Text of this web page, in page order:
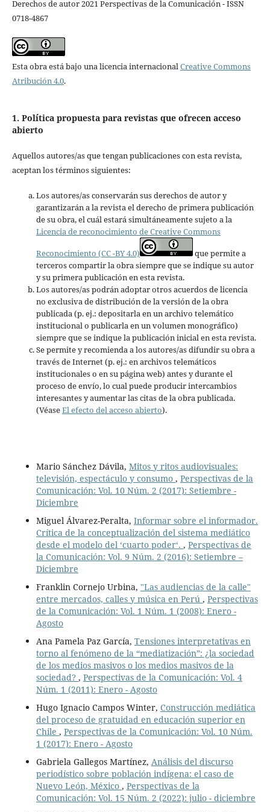
Derechos de autor 2021 Perspectivas de la Comunicación - ISSN
0718-4867
Esta obra está bajo una licencia internacionalCreative Commons
Atribución 4.0.
1. Política propuesta para revistas que ofrecen acceso
abierto
Aquellos autores/as que tengan publicaciones con esta revista,
aceptan los términos siguientes:
Los autores/as conservarán sus derechos de autor y
garantizarán a la revista el derecho de primera publicación
de su obra, el cuál estará simultáneamente sujeto a la
Licencia de reconocimiento de Creative Commons
Reconocimiento (CC -BY 4.0)
que permite a
terceros compartir la obra siempre que se indique su autor
y su primera publicación en esta revista.
Los autores/as podrán adoptar otros acuerdos de licencia
no exclusiva de distribución de la versión de la obra
publicada (p. ej.: depositarla en un archivo telemático
institucional o publicarla en un volumen monográfico)
siempre que se indique la publicación inicial en esta revista.
Se permite y recomienda a los autores/as difundir su obra a
través de Internet (p. ej.: en archivos telemáticos
institucionales o en su página web) antes y durante el
proceso de envío, lo cual puede producir intercambios
interesantes y aumentar las citas de la obra publicada.
(VéaseEl efecto del acceso abierto).
Mario Sánchez Dávila, Mitos y ritos audiovisuales:
televisión, espectáculo y consumo , Perspectivas de la
Comunicación: Vol. 10 Núm. 2 (2017): Setiembre -
Diciembre
Miguel Álvarez-Peralta, Informar sobre el informador.
Crítica de la conceptualización del sistema mediático
desde el modelo del ‘cuarto poder‘. , Perspectivas de
la Comunicación: Vol. 9 Núm. 2 (2016): Setiembre –
Diciembre
Franklin Cornejo Urbina, "Las audiencias de la calle"
entre mercados, calles y música en Perú , Perspectivas
de la Comunicación: Vol. 1 Núm. 1 (2008): Enero -
Agosto
Ana Pamela Paz García, Tensiones interpretativas en
torno al fenómeno de la “mediatización”: ¿la sociedad
de los medios masivos o los medios masivos de la
sociedad? , Perspectivas de la Comunicación: Vol. 4
Núm. 1 (2011): Enero - Agosto
Hugo Ignacio Campos Winter, Construcción mediática
del proceso de gratuidad en educación superior en
Chile , Perspectivas de la Comunicación: Vol. 10 Núm.
1 (2017): Enero - Agosto
Gabriela Gallegos Martínez, Análisis del discurso
periodístico sobre población indígena: el caso de
Nuevo León, México , Perspectivas de la
Comunicación: Vol. 15 Núm. 2 (2022): julio - diciembre